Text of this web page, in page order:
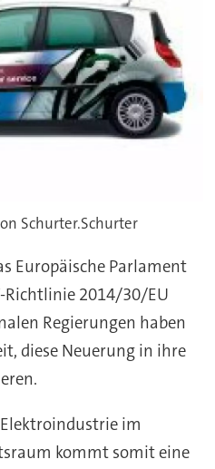
Schurter.Schurter
Europäische Parlament
Richtlinie 2014/30/EU
Regierungen haben
diese Neuerung in ihre
im
kommt somit eine